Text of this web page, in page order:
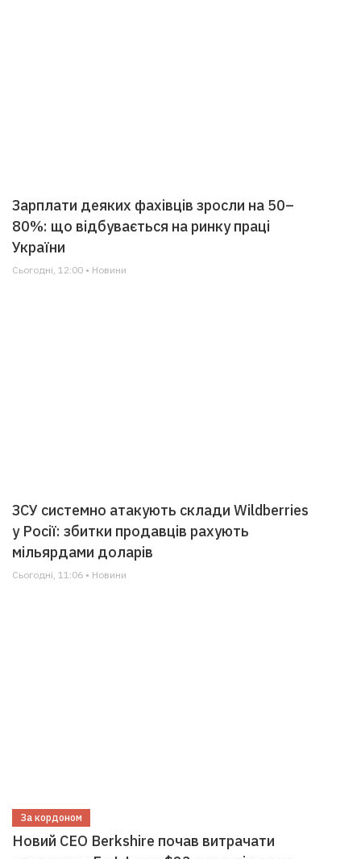
Зарплати деяких фахівців зросли на 50–
80%: що відбувається на ринку праці
України
Сьогодні, 12:00 • Новини
ЗСУ системно атакують склади Wildberries
у Росії: збитки продавців рахують
мільярдами доларів
Сьогодні, 11:06 • Новини
За кордоном
Новий CEO Berkshire почав витрачати